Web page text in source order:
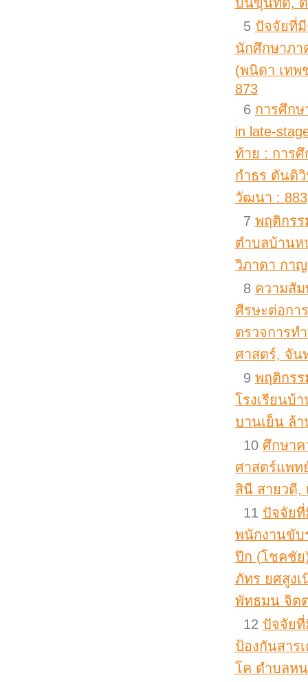
5 ปัจจัยที่
นักศึกษาภา
(พนิดา เท
873
6 การศึก
in late-
ท้าย : การ
กำธร ตันติ
วัฒนา : 883
7 พฤติกรร
ตำบลบ้านห
วิภาดา กา
8 ความสั
ศีรษะต่อกา
ตรวจการท
ศาสตร์, จัน
9 พฤติกรร
โรงเรียนบ้
บานเย็น ล้า
10 ศึกษาค
ศาสตร์แพ
สินี สายวดี,
11 ปัจจัย
พนักงานขับ
ปีก (โชคชั
ภัทร ยศสูง
พัทธมน จิต
12 ปัจจัยที่
ป้องกันสาร
โค ตำบลห